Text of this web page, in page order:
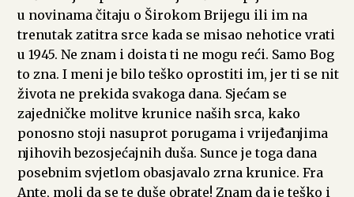
u novinama čitaju o Širokom Brijegu ili im na
trenutak zatitra srce kada se misao nehotice vrati
u 1945. Ne znam i doista ti ne mogu reći. Samo Bog
to zna. I meni je bilo teško oprostiti im, jer ti se nit
života ne prekida svakoga dana. Sjećam se
zajedničke molitve krunice naših srca, kako
ponosno stoji nasuprot porugama i vrijeđanjima
njihovih bezosjećajnih duša. Sunce je toga dana
posebnim svjetlom obasjavalo zrna krunice. Fra
Ante, moli da se te duše obrate! Znam da je teško i